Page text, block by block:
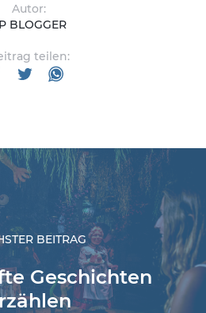
Autor:
BLOGGER
teilen:
BEITRAG
Geschichten